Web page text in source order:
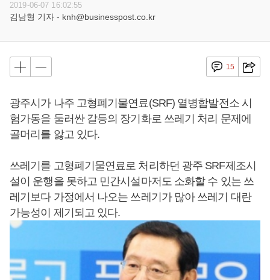
2019-06-07 16:02:55
김남형 기자 - knh@businesspost.co.kr
15
광주시가 나주 고형폐기물연료(SRF) 열병합발전소 시
험가동을 둘러싼 갈등의 장기화로 쓰레기 처리 문제에
골머리를 앓고 있다.
쓰레기를 고형폐기물연료로 처리하던 광주 SRF제조시
설이 운행을 못하고 민간시설마저도 소화할 수 있는 쓰
레기보다 가정에서 나오는 쓰레기가 많아 쓰레기 대란
가능성이 제기되고 있다.